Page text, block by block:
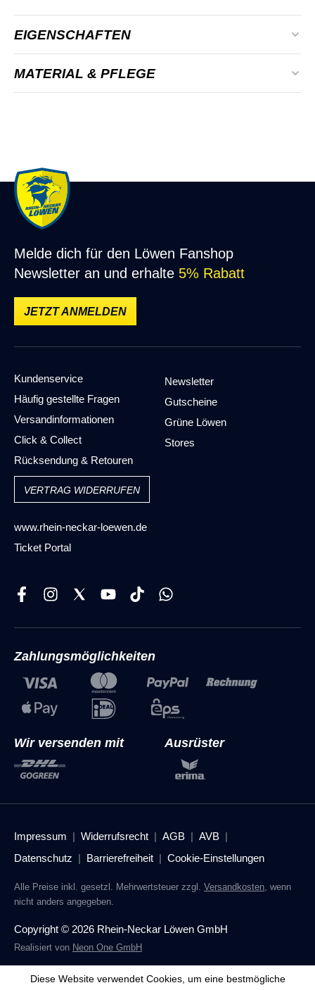
EIGENSCHAFTEN
Farbe: Dunkelblau, Gelb
Passform:
MATERIAL & PFLEGE
Keinen Trockner verwenden
Nicht bügeln
Nicht weichspülen
Melde dich für den Löwen Fanshop
Newsletter an und erhalte 5% Rabatt
JETZT ANMELDEN
Kundenservice
Häufig gestellte Fragen
Versandinformationen
Click & Collect
Rücksendung & Retouren
Newsletter
Gutscheine
Grüne Löwen
Stores
VERTRAG WIDERRUFEN
www.rhein-neckar-loewen.de
Ticket Portal
Zahlungsmöglichkeiten
Wir versenden mit Ausrüster
Copyright © 2026 Rhein-Neckar Löwen GmbH
Realisiert von Neon One GmbH
Impressum Widerrufsrecht AGB
AVB
Datenschutz
Barrierefreiheit Cookie-Einstellungen
Alle Preise inkl. gesetzl. Mehrwertsteuer zzgl. Versandkosten, wenn
nicht anders angegeben.
Diese Website verwendet Cookies, um eine bestmögliche